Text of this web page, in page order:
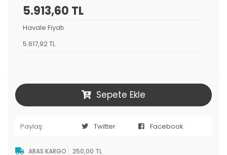
5.913,60 TL
Havale Fiyatı
5.617,92 TL
Sepete Ekle
Paylaş: Twitter Facebook
ARAS KARGO : 250,00 TL